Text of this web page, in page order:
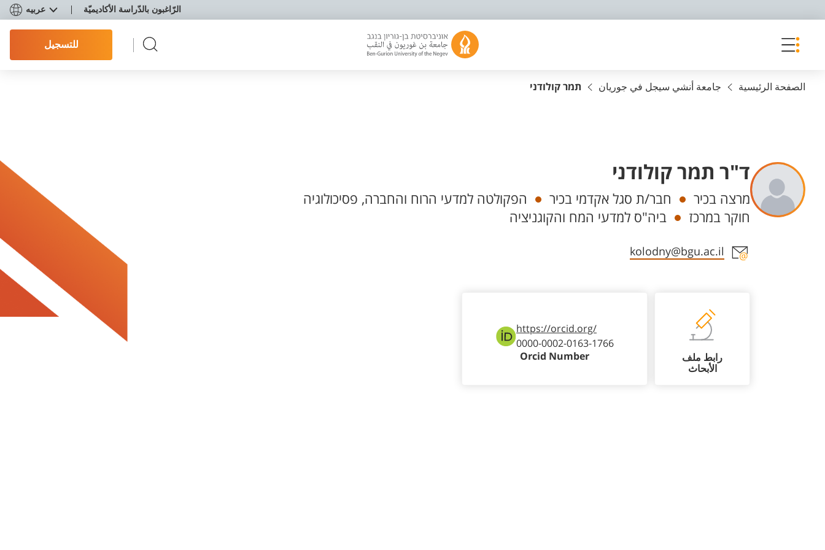
الرّاغبون بالدّراسة الأكاديميّة عربيه
للتسجيل
الصفحة الرئيسية جامعة أنشي سيجل في جوريان תמר קולודני
ד"ר תמר קולודני
Departments
מרצה בכיר חבר/ת סגל אקדמי בכיר
הפקולטה למדעי הרוח והחברה, פסיכולוגיה
חוקר במרכז
ביה"ס למדעי המח והקוגניציה
Staff member contact section
kolodny@bgu.ac.il
رابط ملف
الأبحاث
https://orcid.org/
0000-0002-0163-1766
Orcid Number